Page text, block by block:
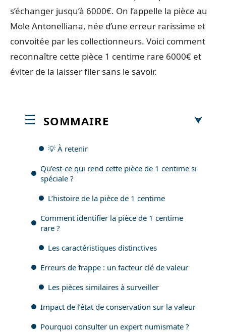
s’échanger jusqu’à 6000€. On l’appelle la pièce au
Mole Antonelliana, née d’une erreur rarissime et
convoitée par les collectionneurs. Voici comment
reconnaître cette pièce 1 centime rare 6000€ et
éviter de la laisser filer sans le savoir.
SOMMAIRE
💡 À retenir
Qu’est-ce qui rend cette pièce de 1 centime si
spéciale ?
L’histoire de la pièce de 1 centime
Comment identifier la pièce de 1 centime
rare ?
Les caractéristiques distinctives
Erreurs de frappe : un facteur clé de valeur
Les pièces similaires à surveiller
Impact de l’état de conservation sur la valeur
Pourquoi consulter un expert numismate ?